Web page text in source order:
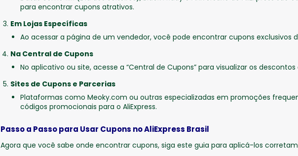
para encontrar cupons atrativos.
Em Lojas Específicas
Ao acessar a página de um vendedor, você pode encontrar cupons exclusivos
Na Central de Cupons
No aplicativo ou site, acesse a “Central de Cupons” para visualizar os descontos
Sites de Cupons e Parcerias
Plataformas como Meoky.com ou outras especializadas em promoções
códigos promocionais para o AliExpress.
Passo a Passo para Usar Cupons no AliExpress Brasil
Agora que você sabe onde encontrar cupons, siga este guia para aplicá-los